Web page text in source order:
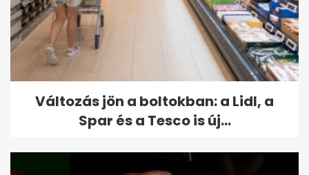
Változás jön a boltokban: a Lidl, a
Spar és a Tesco is új...